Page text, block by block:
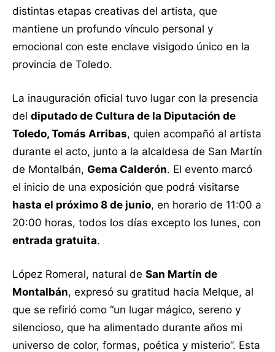
distintas etapas creativas del artista, que
mantiene un profundo vínculo personal y
emocional con este enclave visigodo único en la
provincia de Toledo.
La inauguración oficial tuvo lugar con la presencia
del diputado de Cultura de la Diputación de
Toledo, Tomás Arribas, quien acompañó al artista
durante el acto, junto a la alcaldesa de San Martín
de Montalbán, Gema Calderón. El evento marcó
el inicio de una exposición que podrá visitarse
hasta el próximo 8 de junio, en horario de 11:00 a
20:00 horas, todos los días excepto los lunes, con
entrada gratuita.
López Romeral, natural de San Martín de
Montalbán, expresó su gratitud hacia Melque, al
que se refirió como “un lugar mágico, sereno y
silencioso, que ha alimentado durante años mi
universo de color, formas, poética y misterio”. Esta